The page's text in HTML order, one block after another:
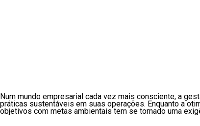
Num mundo empresarial cada vez mais consciente, a
práticas sustentáveis em suas operações. Enquanto a
objetivos com metas ambientais tem se tornado uma